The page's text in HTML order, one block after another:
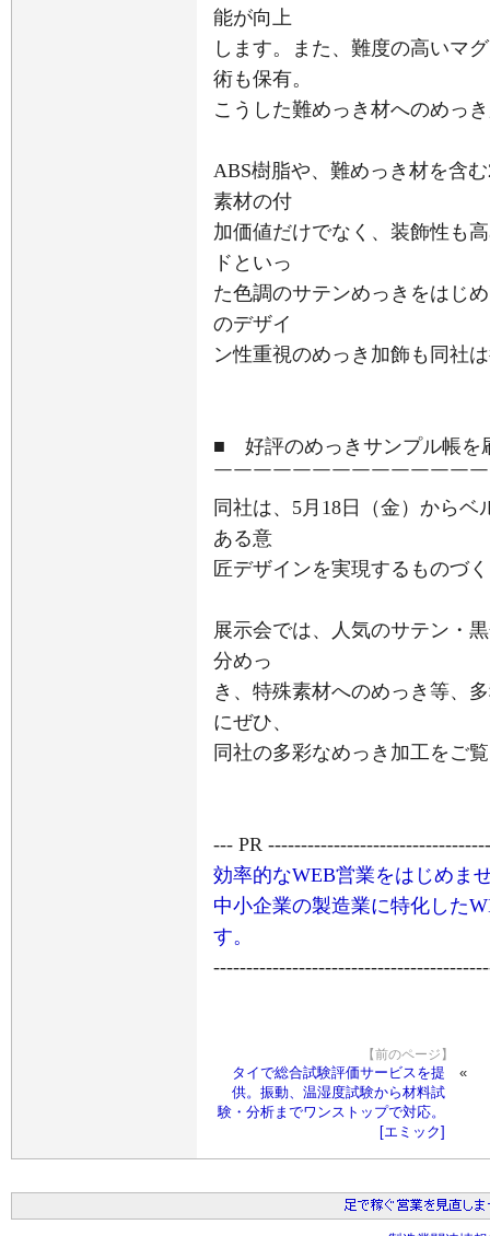
能が向上
します。また、難度の高いマ
術も保有。
こうした難めっき材へのめっ
ABS樹脂や、難めっき材を含
素材の付
加価値だけでなく、装飾性も
ドといっ
た色調のサテンめっきをはじ
のデザイ
ン性重視のめっき加飾も同社
■ 好評のめっきサンプル帳を
￣￣￣￣￣￣￣￣￣￣￣￣￣
同社は、5月18日（金）から
ある意
匠デザインを実現するものづ
展示会では、人気のサテン・
分めっ
き、特殊素材へのめっき等、
にぜひ、
同社の多彩なめっき加工をご
--- PR
効率的なWEB営業をはじめま
中小企業の製造業に特化した
す。
【前のページ】
タイで総合試験評価サービスを提
供。振動、温湿度試験から材料試
験・分析までワンストップで対応。
[エミック]